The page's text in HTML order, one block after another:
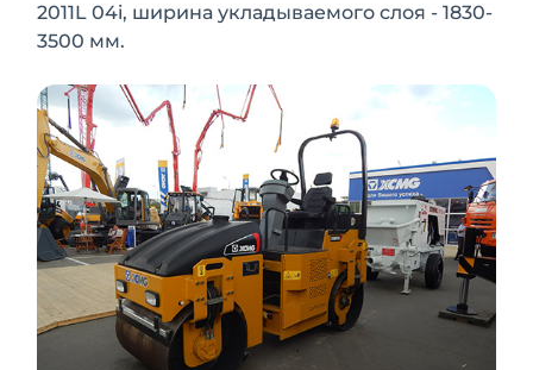
2011L 04i, ширина укладываемого слоя - 1830-
3500 мм.